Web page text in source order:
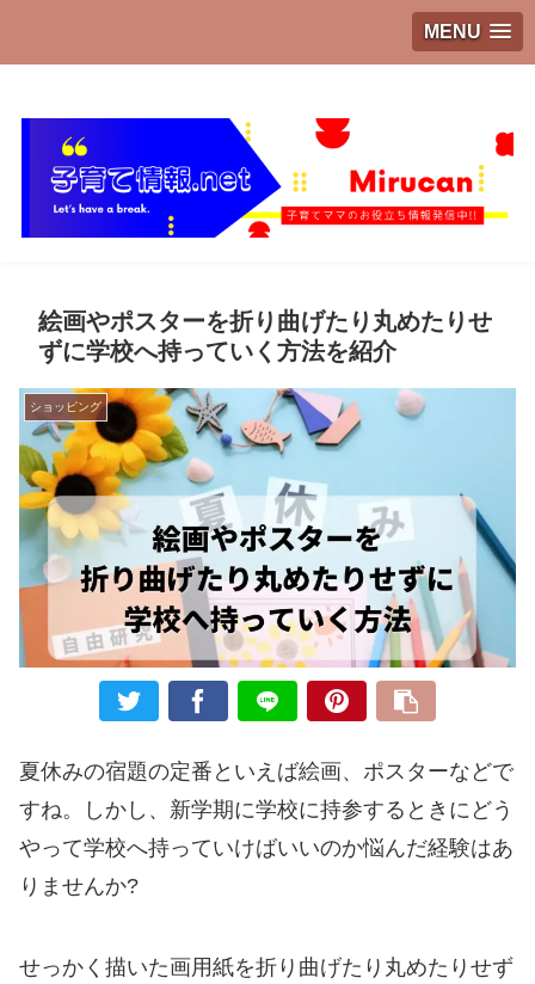
MENU
絵画やポスターを折り曲げたり丸めたりせ
ずに学校へ持っていく方法を紹介
ショッピング
夏休みの宿題の定番といえば絵画、ポスターなどで
すね。しかし、新学期に学校に持参するときにどう
やって学校へ持っていけばいいのか悩んだ経験はあ
りませんか?
せっかく描いた画用紙を折り曲げたり丸めたりせず